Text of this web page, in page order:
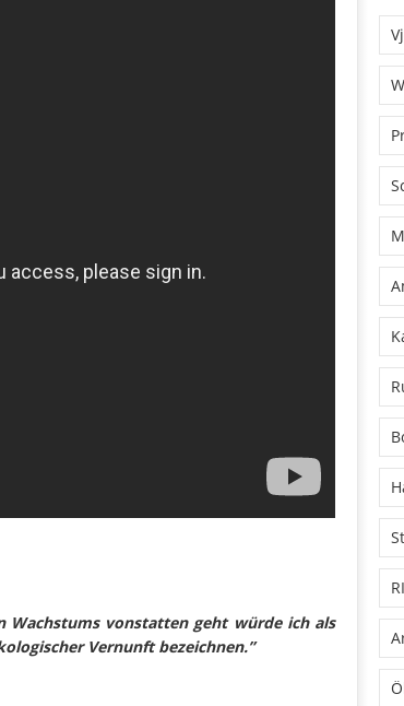
Wachstums vonstatten geht würde ich als
Vernunft bezeichnen.”